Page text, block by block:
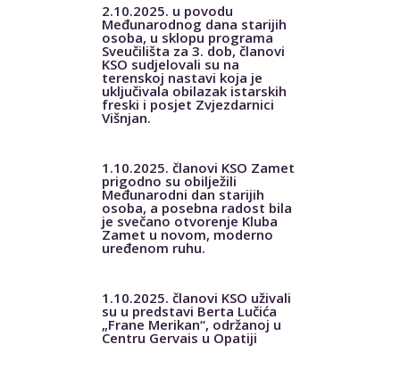
2.10.2025. u povodu
Međunarodnog dana starijih
osoba, u sklopu programa
Sveučilišta za 3. dob, članovi
KSO sudjelovali su na
terenskoj nastavi koja je
uključivala obilazak istarskih
freski i posjet Zvjezdarnici
Višnjan.
1.10.2025. članovi KSO Zamet
prigodno su obilježili
Međunarodni dan starijih
osoba, a posebna radost bila
je svečano otvorenje Kluba
Zamet u novom, moderno
uređenom ruhu.
1.10.2025. članovi KSO uživali
su u predstavi Berta Lučića
„Frane Merikan“, održanoj u
Centru Gervais u Opatiji